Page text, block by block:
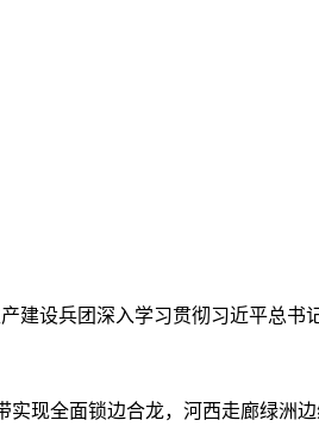
建设兵团深入学习贯彻习近平总
现全面锁边合龙，河西走廊绿洲